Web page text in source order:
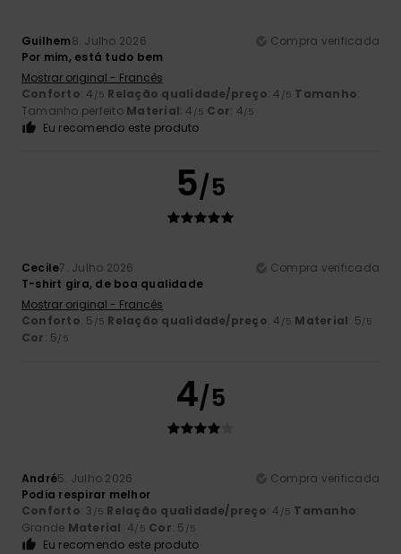
Guilhem8. Julho 2026
Compra verificada
Por mim, está tudo bem
Mostrar original - Francês
Conforto: 4 /5 Relação qualidade/preço: 4 /5 Tamanho:
Tamanho perfeito Material: 4 /5 Cor: 4/5
Eu recomendo este produto
5/5
Cecile7. Julho 2026
Compra verificada
T-shirt gira, de boa qualidade
Mostrar original - Francês
Conforto: 5 /5 Relação qualidade/preço: 4 /5 Material: 5/5
Cor: 5/5
4/5
André5. Julho 2026
Compra verificada
Podia respirar melhor
Conforto: 3 /5 Relação qualidade/preço: 4 /5 Tamanho:
Grande Material: 4/5 Cor: 5 /5
Eu recomendo este produto